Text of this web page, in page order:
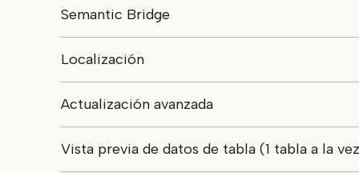
Semantic Bridge
Localización
Actualización avanzada
Vista previa de datos de tabla (1 tabla a la